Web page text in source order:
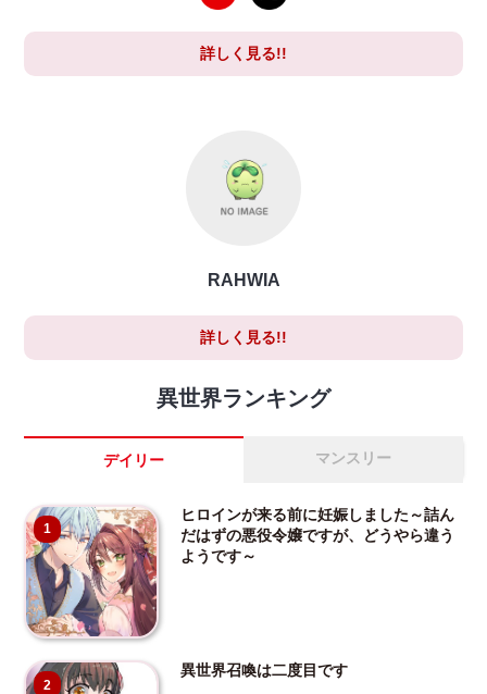
詳しく見る!!
RAHWIA
詳しく見る!!
異世界ランキング
デイリー マンスリー
1
ヒロインが来る前に妊娠しました～詰ん
だはずの悪役令嬢ですが、どうやら違う
ようです～
2
異世界召喚は二度目です